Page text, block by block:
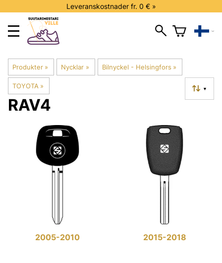
Leveranskostnader fr. 0 € »
Produkter ‪» Nycklar ‪» Bilnyckel - Helsingfors ‪»
TOYOTA ‪» ▼
RAV4
2005-2010 2015-2018